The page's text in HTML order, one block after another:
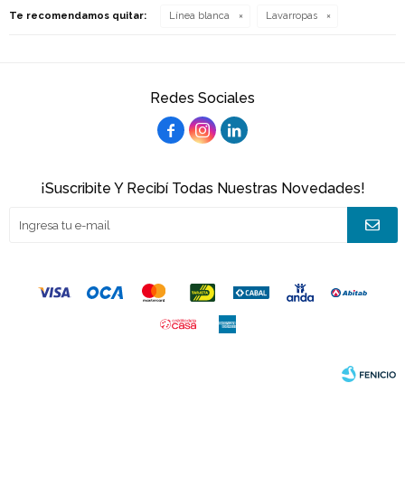
Te recomendamos quitar: Línea blanca Lavarropas
Redes Sociales
  
¡Suscribite Y Recibí Todas Nuestras Novedades!